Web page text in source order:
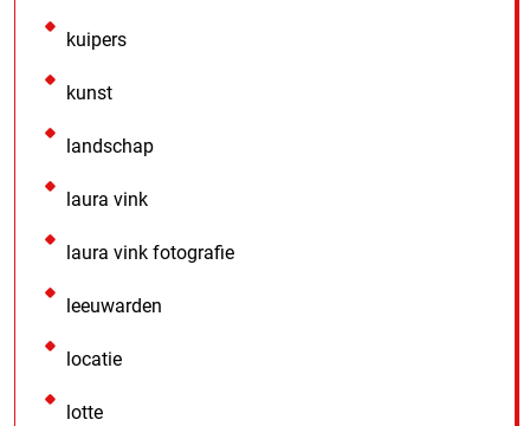
kuipers
kunst
landschap
laura vink
laura vink fotografie
leeuwarden
locatie
lotte